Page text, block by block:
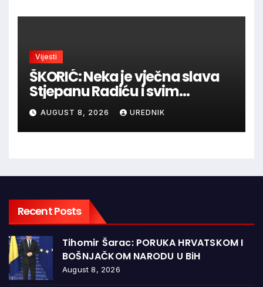
Vijesti
ŠKORIĆ: Neka je vječna slava
Stjepanu Radiću i svim
hrvatskim velikanima, a
vječna zahvalnost hrvatskim
braniteljima
AUGUST 8, 2026 UREDNIK
Recent Posts
Tihomir Šarac: PORUKA HRVATSKOM I
BOŠNJAČKOM NARODU U BiH
August 8, 2026